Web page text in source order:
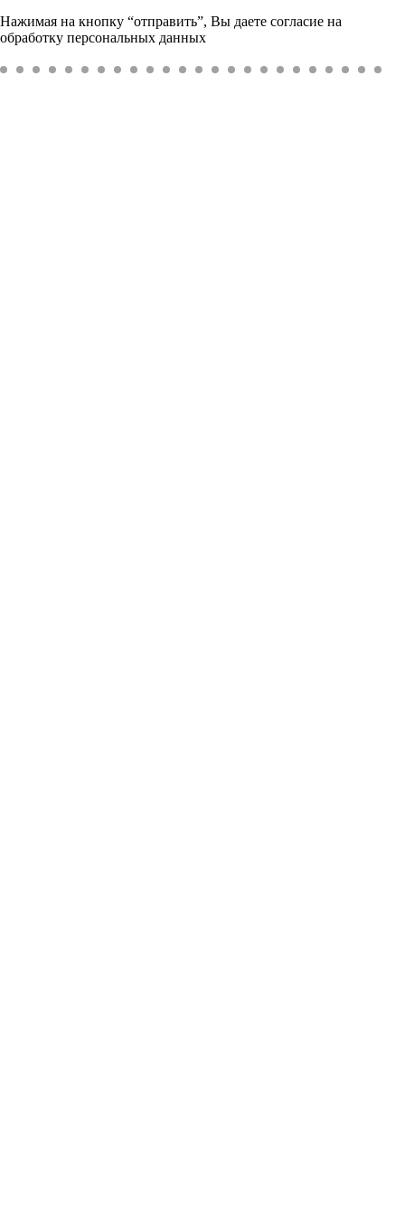
Нажимая на кнопку “отправить”, Вы даете согласие на
обработку персональных данных